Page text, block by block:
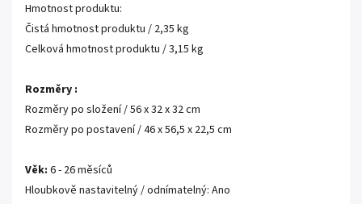
Hmotnost produktu:
Čistá hmotnost produktu / 2,35 kg
Celková hmotnost produktu / 3,15 kg
Rozměry :
Rozměry po složení / 56 x 32 x 32 cm
Rozměry po postavení / 46 x 56,5 x 22,5 cm
Věk: 6 - 26 měsíců
Hloubkově nastavitelný / odnímatelný: Ano